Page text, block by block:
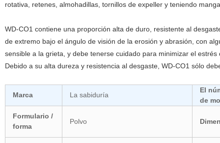
rotativa, retenes, almohadillas, tornillos de expeller y teniendo
WD-CO1 contiene una proporción alta de duro, resistente al
de extremo bajo el ángulo de visión de la erosión y abrasión, con
sensible a la grieta, y debe tenerse cuidado para minimizar el
Debido a su alta dureza y resistencia al desgaste, WD-CO1 sólo
Marca La sabiduría
El
de
Formulario /
forma
Polvo